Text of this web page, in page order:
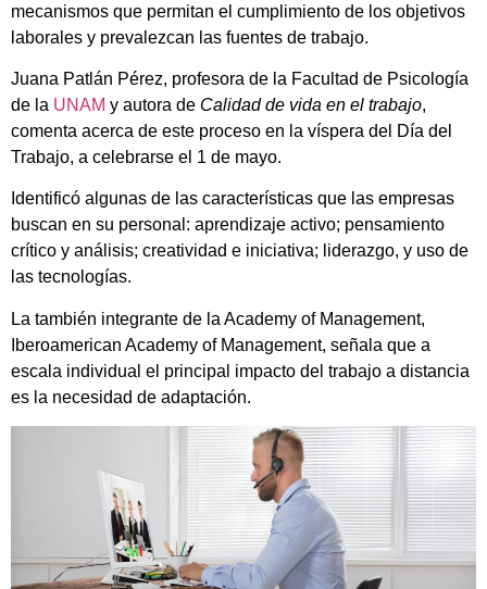
mecanismos que permitan el cumplimiento de los objetivos
laborales y prevalezcan las fuentes de trabajo.
Juana Patlán Pérez, profesora de la Facultad de Psicología
de la UNAM y autora de Calidad de vida en el trabajo,
comenta acerca de este proceso en la víspera del Día del
Trabajo, a celebrarse el 1 de mayo.
Identificó algunas de las características que las empresas
buscan en su personal: aprendizaje activo; pensamiento
crítico y análisis; creatividad e iniciativa; liderazgo, y uso de
las tecnologías.
La también integrante de la Academy of Management,
Iberoamerican Academy of Management, señala que a
escala individual el principal impacto del trabajo a distancia
es la necesidad de adaptación.